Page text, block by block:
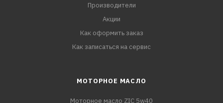
Производители
Акции
Как оформить заказ
Как записаться на сервис
МОТОРНОЕ МАСЛО
Моторное масло ZIC 5w40